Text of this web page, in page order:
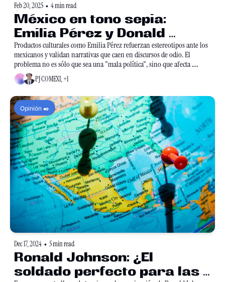
Feb 20, 2025 • 4 min read
México en tono sepia:
Emilia Pérez y Donald
Trump
Productos culturales como Emilia Pérez refuerzan estereotipos ante los
mexicanos y validan narrativas que caen en discursos de odio. El
problema no es sólo que sea una "mala política", sino que afecta
nuestra realidad político-social.
PJ COMEXI, +1
Opinión ✒️
Dec 17, 2024 • 5 min read
Ronald Johnson: ¿El
soldado perfecto para las